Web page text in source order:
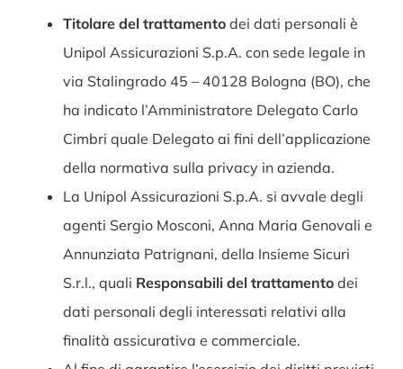
Titolare del trattamento dei dati personali è
Unipol Assicurazioni S.p.A. con sede legale in
via Stalingrado 45 – 40128 Bologna (BO), che
ha indicato l’Amministratore Delegato Carlo
Cimbri quale Delegato ai fini dell’applicazione
della normativa sulla privacy in azienda.
La Unipol Assicurazioni S.p.A. si avvale degli
agenti Sergio Mosconi, Anna Maria Genovali e
Annunziata Patrignani, della Insieme Sicuri
S.r.l., quali Responsabili del trattamento dei
dati personali degli interessati relativi alla
finalità assicurativa e commerciale.